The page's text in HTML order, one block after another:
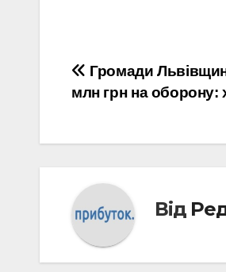
Навігація
записів
Громади
млн грн на оборону:
Від